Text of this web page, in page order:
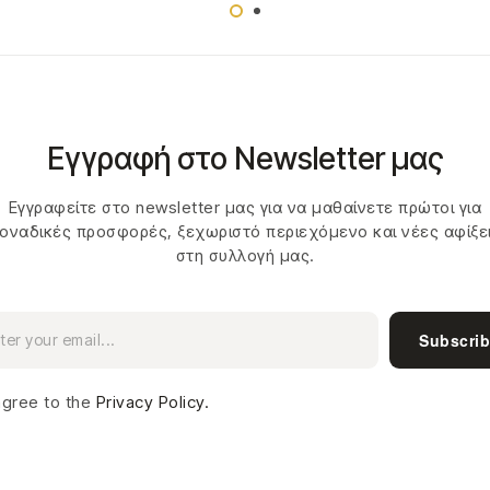
Εγγραφή στο Newsletter μας
Εγγραφείτε στο newsletter μας για να μαθαίνετε πρώτοι για
προσφορές, ξεχωριστό περιεχόμενο και νέες
στη συλλογή μας.
to the Privacy Policy.